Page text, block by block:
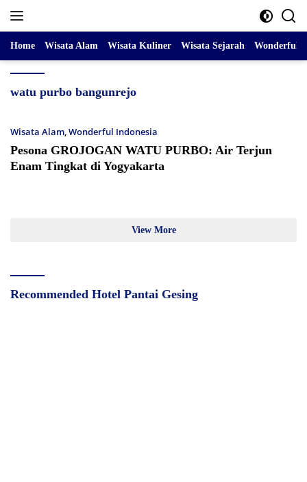
Home Wisata Alam Wisata Kuliner Wisata Sejarah Wonderful
watu purbo bangunrejo
Wisata Alam,Wonderful Indonesia
Pesona GROJOGAN WATU PURBO: Air Terjun
Enam Tingkat di Yogyakarta
View More
Recommended Hotel Pantai Gesing